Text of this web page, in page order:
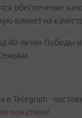
обеспечение
влияет на
80-летия Победы
в Telegram -
нажатием!